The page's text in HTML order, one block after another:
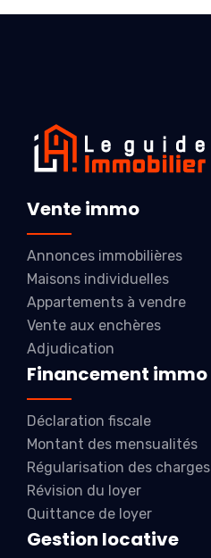
Vente immo
Annonces immobilières
Maisons individuelles
Appartements à vendre
Vente aux enchères
Adjudication
Financement immo
Déclaration fiscale
Montant des mensualités
Régularisation des charges
Révision du loyer
Quittance de loyer
Gestion locative